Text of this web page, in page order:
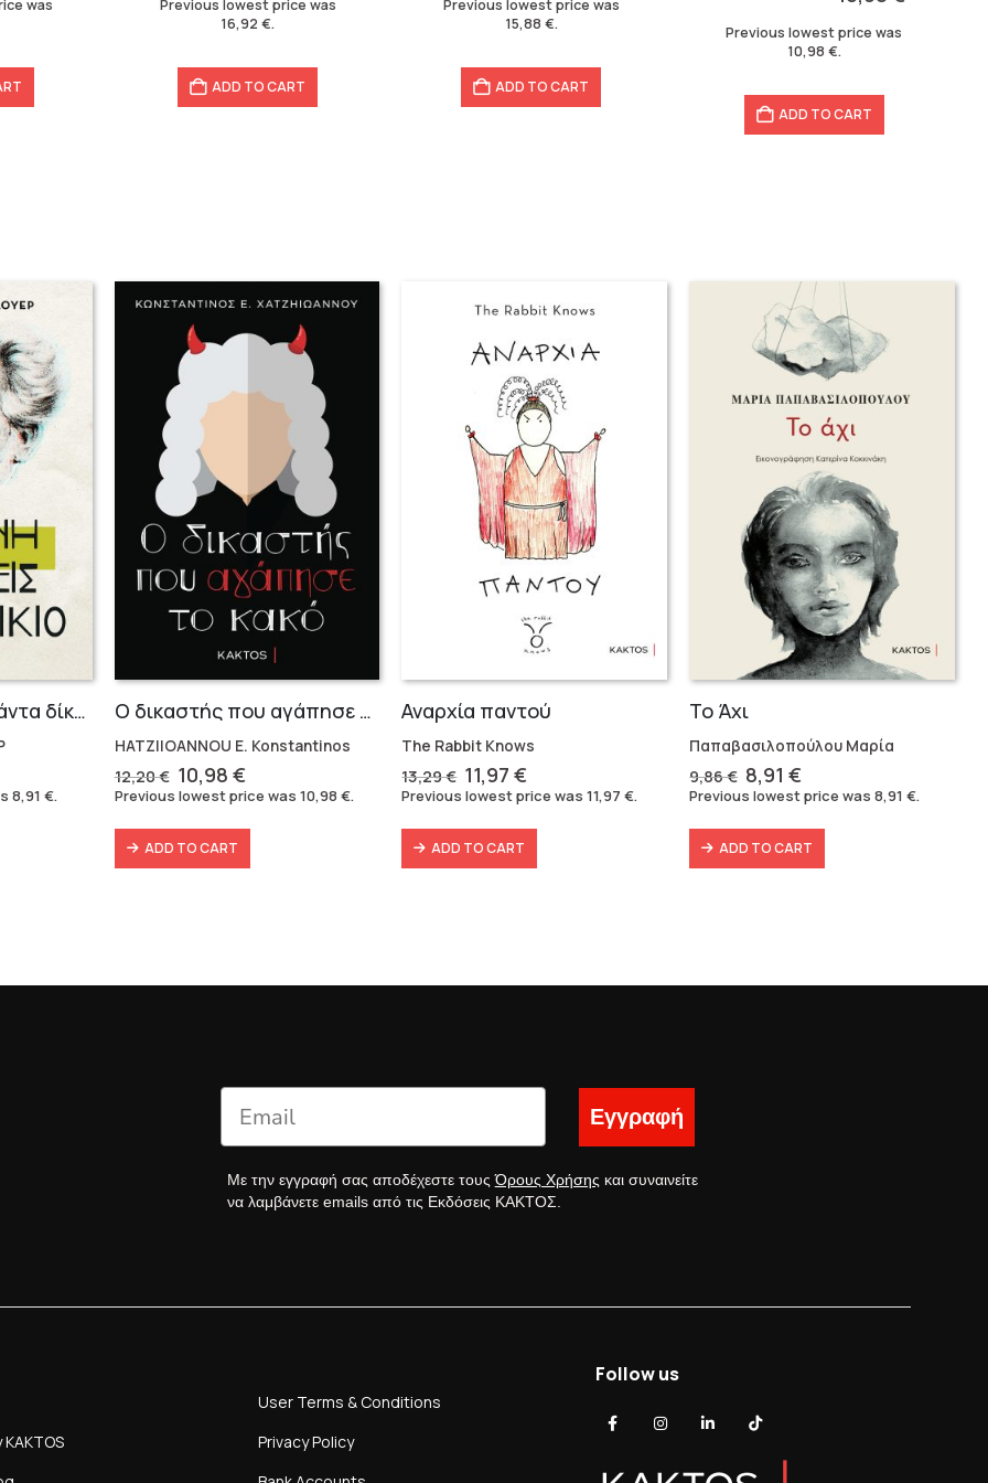
was
Previous lowest price was
16,92€.
ADD TO CART
Previous lowest price was
15,88 €.
ADD TO CART
12,20 €.
10,98 €.
Previous lowest price was
10,98 €.
ADD TO CART
Η τέχνη να έχεις πάντα δίκαιο
8,91 €.
Ο δικαστής που αγάπησε το κακό
HATZIIOANNOU E. Konstantinos
12,20€ Original
price
12,20 €.
10,98 €Current
price
10,98 €.
Previous lowest price was 10,98 €.
ADD TO CART
Αναρχία παντού
The Rabbit Knows
13,29€ Original
price
13,29 €.
11,97€
price
11,97 €.
Previous lowest price was11,97€.
ADD TO CART
Το Άχι
Παπαβασιλοπούλου Μαρία
9,86€ Original
price
9,86 €.
8,91€
price
is:
8,91 €.
Previous lowest price was8,91€.
ADD TO CART
Εγγραφή
Με την εγγραφή σας αποδέχεστε τουςΌρους Χρήσης και συναινείτε
να λαμβάνετε emails από τις Εκδόσεις ΚΑΚΤΟΣ.
User Terms & Conditions
Privacy Policy
Follow us